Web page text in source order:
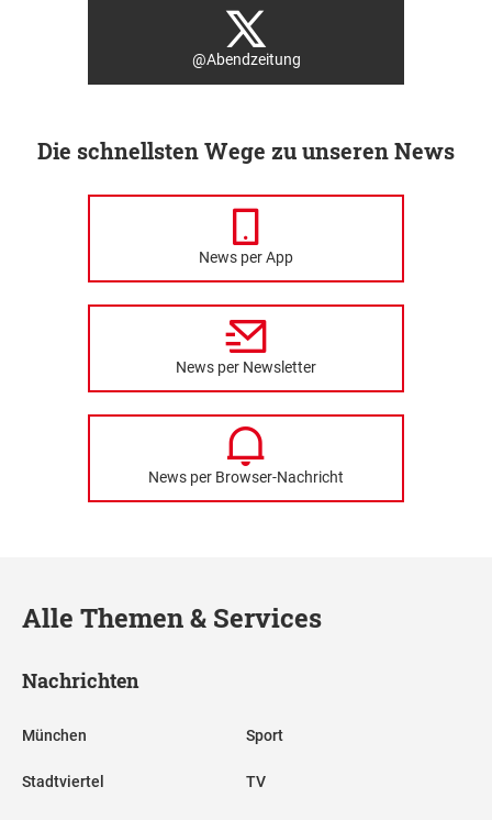
@Abendzeitung
Die schnellsten Wege zu unseren News
News per App
News per Newsletter
News per Browser-Nachricht
Alle Themen & Services
Nachrichten
München
Stadtviertel
Sport
TV